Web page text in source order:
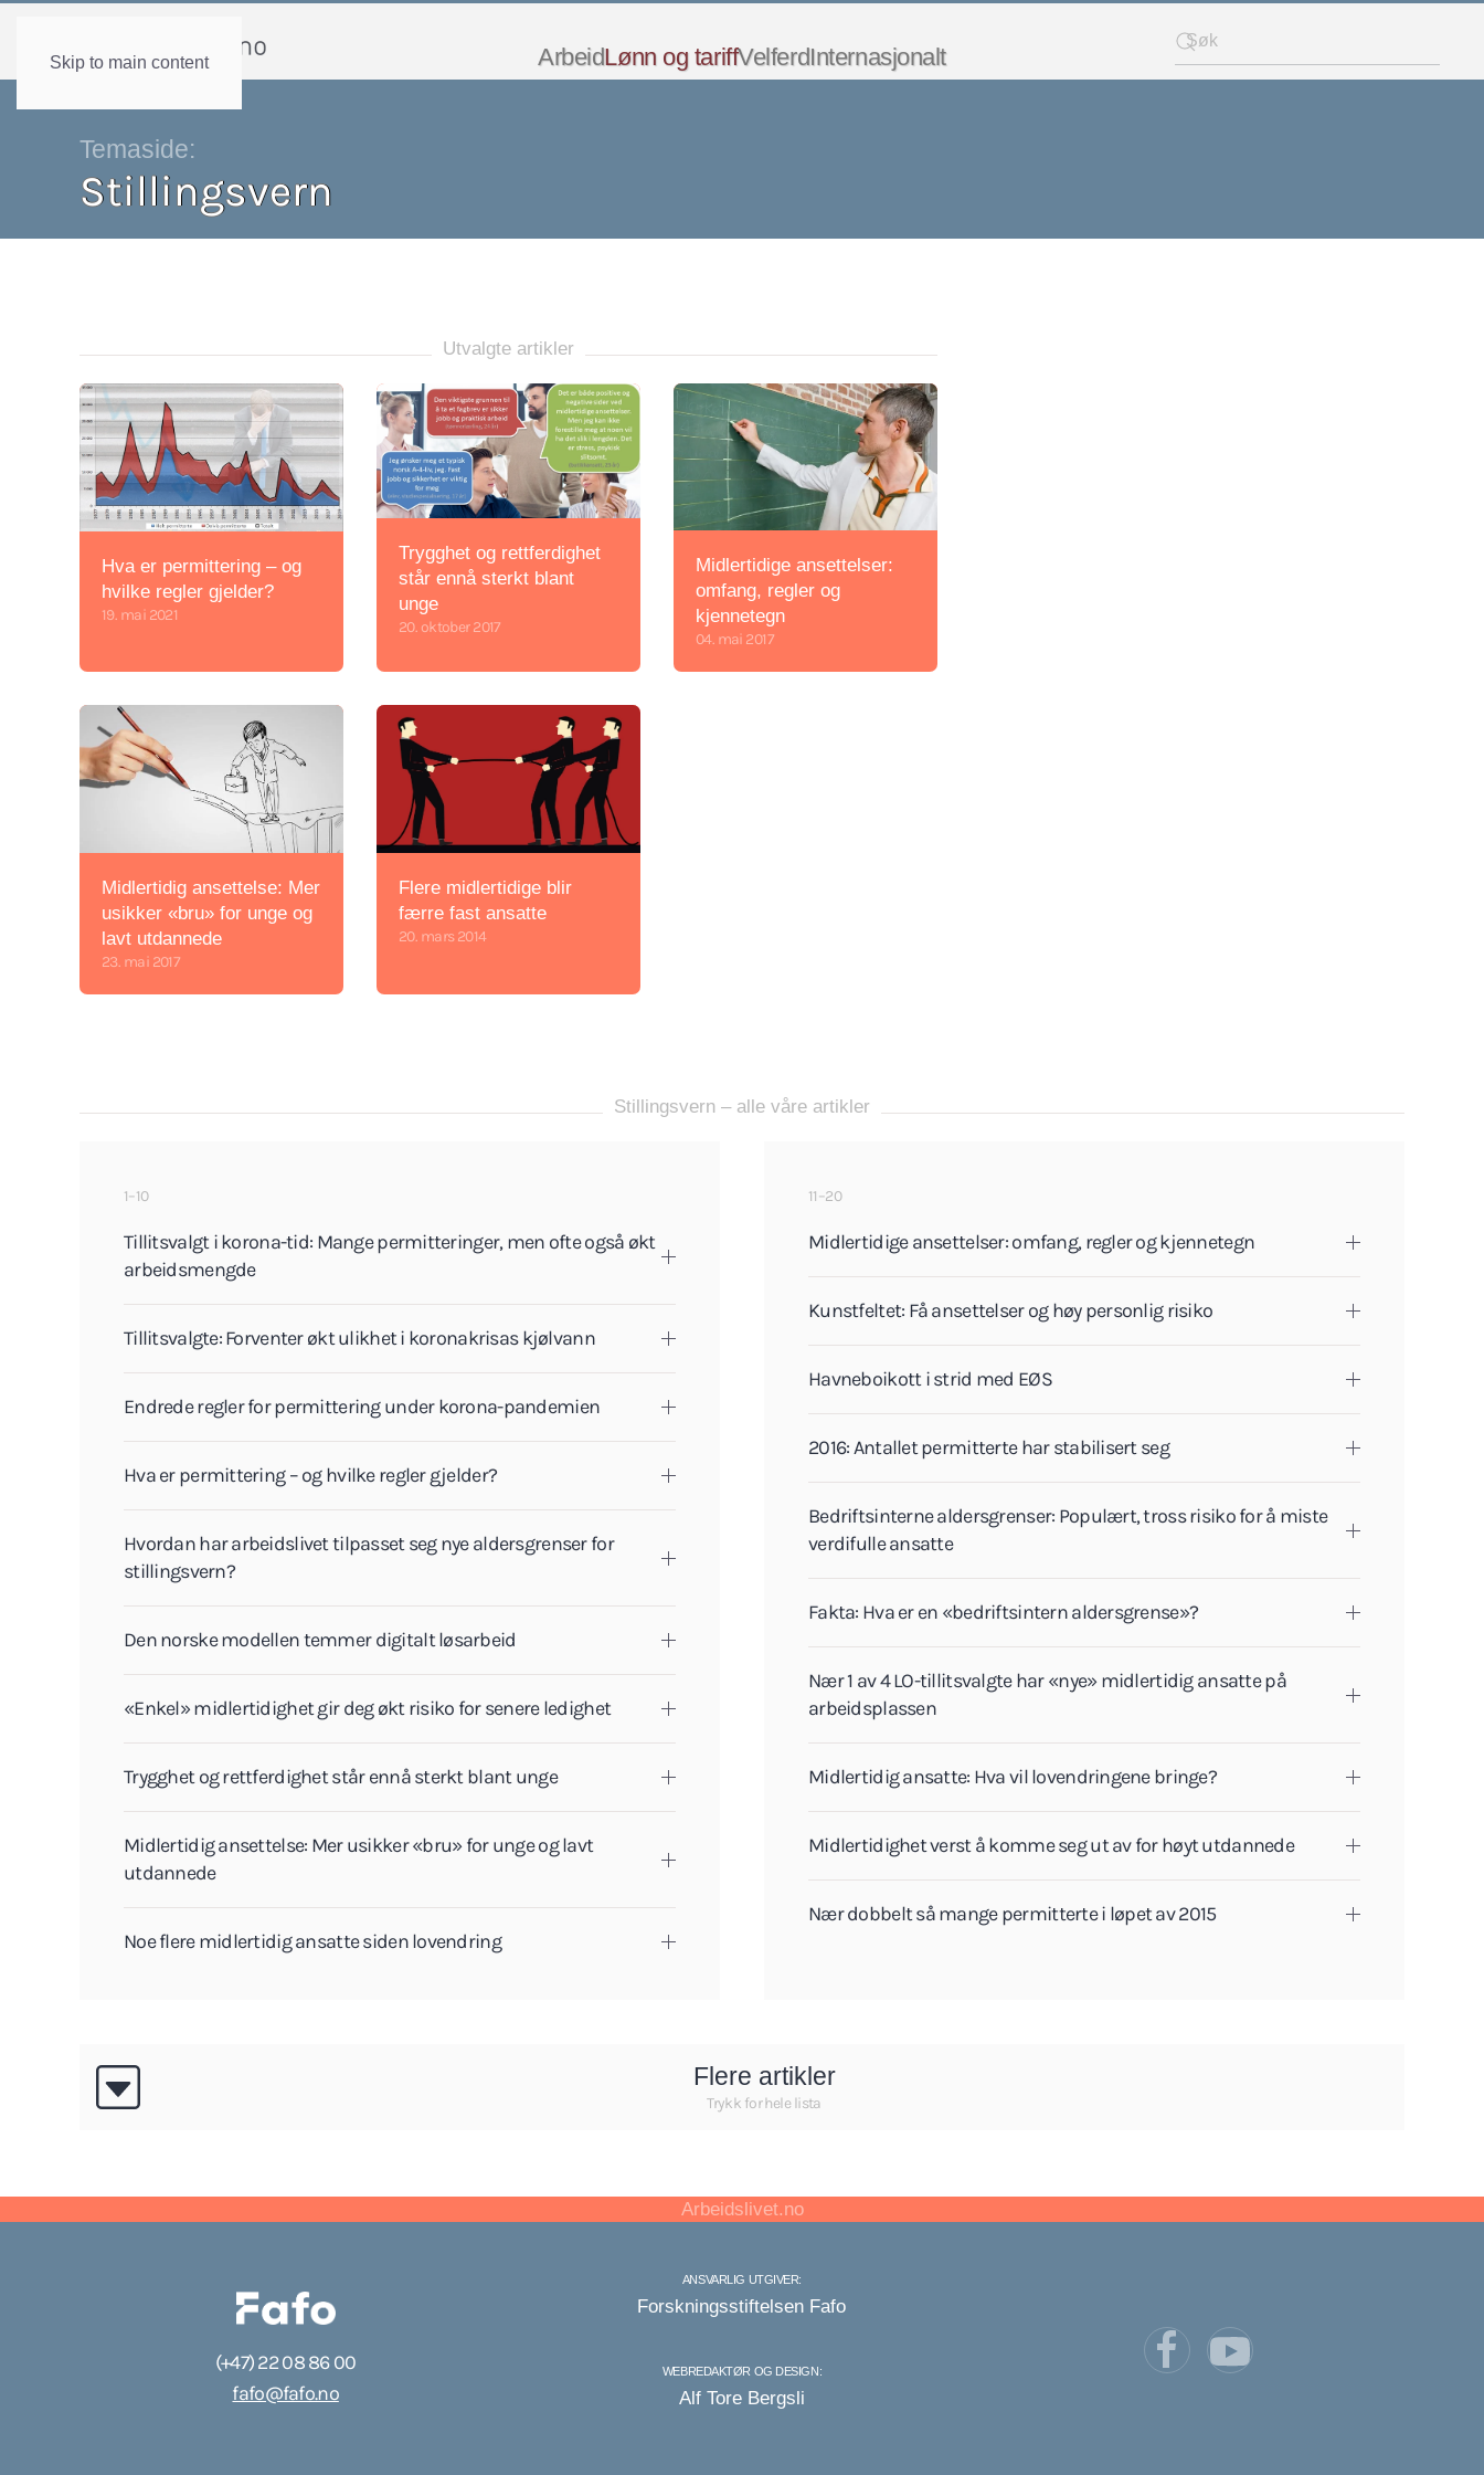
Skip to main content ArbeidLønn og tariffVelferdInternasjonalt
Temaside:
Stillingsvern
Utvalgte artikler
Hva er permittering – og
hvilke regler gjelder?
19. mai 2021
Trygghet og rettferdighet
står ennå sterkt blant
unge
20. oktober 2017
Midlertidige ansettelser:
omfang, regler og
kjennetegn
04. mai 2017
Midlertidig ansettelse: Mer
usikker «bru» for unge og
lavt utdannede
23. mai 2017
Flere midlertidige blir
færre fast ansatte
20. mars 2014
Stillingsvern – alle våre artikler
1–10
Tillitsvalgt i korona-tid: Mange permitteringer, men ofte også økt
arbeidsmengde
Tillitsvalgte: Forventer økt ulikhet i koronakrisas kjølvann
Endrede regler for permittering under korona-pandemien
Hva er permittering – og hvilke regler gjelder?
Hvordan har arbeidslivet tilpasset seg nye aldersgrenser for
stillingsvern?
Den norske modellen temmer digitalt løsarbeid
«Enkel» midlertidighet gir deg økt risiko for senere ledighet
Trygghet og rettferdighet står ennå sterkt blant unge
Midlertidig ansettelse: Mer usikker «bru» for unge og lavt
utdannede
Noe flere midlertidig ansatte siden lovendring
11–20
Midlertidige ansettelser: omfang, regler og kjennetegn
Kunstfeltet: Få ansettelser og høy personlig risiko
Havneboikott i strid med EØS
2016: Antallet permitterte har stabilisert seg
Bedriftsinterne aldersgrenser: Populært, tross risiko for å miste
verdifulle ansatte
Fakta: Hva er en «bedriftsintern aldersgrense»?
Nær 1 av 4 LO-tillitsvalgte har «nye» midlertidig ansatte på
arbeidsplassen
Midlertidig ansatte: Hva vil lovendringene bringe?
Midlertidighet verst å komme seg ut av for høyt utdannede
Nær dobbelt så mange permitterte i løpet av 2015
Flere artikler
Trykk for hele lista
Arbeidslivet.no
(+47) 22 08 86 00
fafo@fafo.no
ANSVARLIG UTGIVER:
Forskningsstiftelsen Fafo
WEBREDAKTØR OG DESIGN:
Alf Tore Bergsli